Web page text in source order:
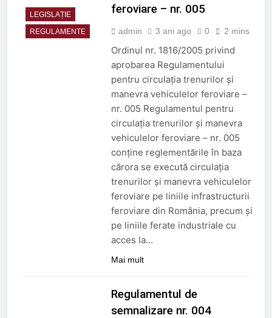
LEGISLAȚIE
REGULAMENTE
feroviare – nr. 005
admin 3 ani ago 0 2 mins
Ordinul nr. 1816/2005 privind
aprobarea Regulamentului
pentru circulația trenurilor și
manevra vehiculelor feroviare –
nr. 005 Regulamentul pentru
circulația trenurilor și manevra
vehiculelor feroviare – nr. 005
conține reglementările în baza
cărora se execută circulația
trenurilor și manevra vehiculelor
feroviare pe liniile infrastructurii
feroviare din România, precum și
pe liniile ferate industriale cu
acces la…
Mai mult
Regulamentul de
semnalizare nr. 004